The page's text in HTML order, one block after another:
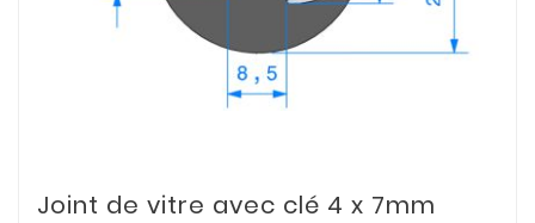
Joint de vitre avec clé 4 x 7mm